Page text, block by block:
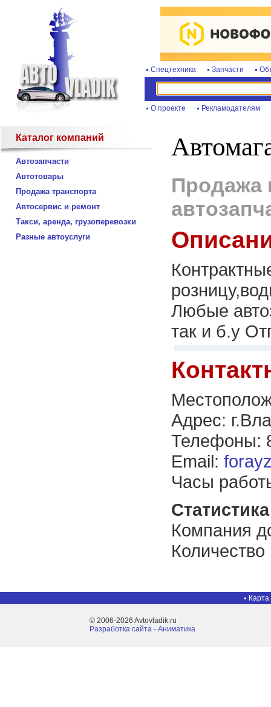
Спецтехника Запчасти
О проекте Рекламодателям
Каталог компаний
Автозапчасти
Автотовары
Продажа транспорта
Автосервис и ремонт
Такси, аренда, грузоперевозки
Разные автоуслуги
Продажа
Любые
так и б.у
Адрес:
Телефоны:
Email:
Часы
Компания
Карта
© 2006-2026 Avtovladik.ru
Разработка сайта - Aниматика